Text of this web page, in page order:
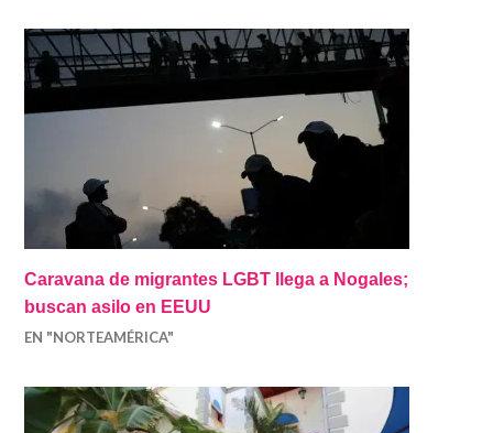
a cruzar a México en busca de asilo”, reflexionó.
Publicado enUnivisión
Relacionado